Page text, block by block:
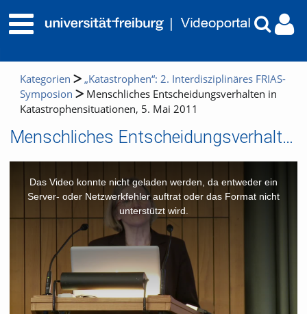
Kategorien
„Katastrophen“: 2. Interdisziplinäres FRIAS-
Symposion
Menschliches Entscheidungsverhalten in
Katastrophensituationen, 5. Mai 2011
Menschliches Entscheidungsverhalten in Katastrophensituationen, 5. Mai 2011
window.
Das Video konnte nicht geladen werden, da entweder ein
Server- oder Netzwerkfehler auftrat oder das Format nicht
unterstützt wird.